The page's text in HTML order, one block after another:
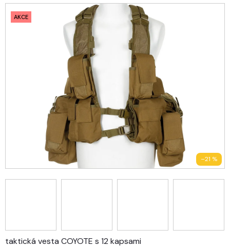
–21 %
AKCE
taktická vesta COYOTE s 12 kapsami